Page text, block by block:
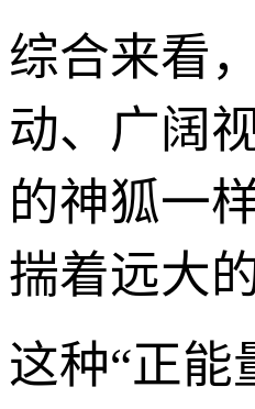
综合来看
动、广阔
的神狐一
揣着远大
这种“正能